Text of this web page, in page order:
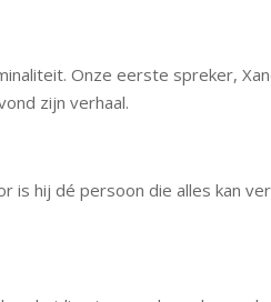
Onze eerste spreker,
zijn verhaal.
is hij dé persoon die alles kan